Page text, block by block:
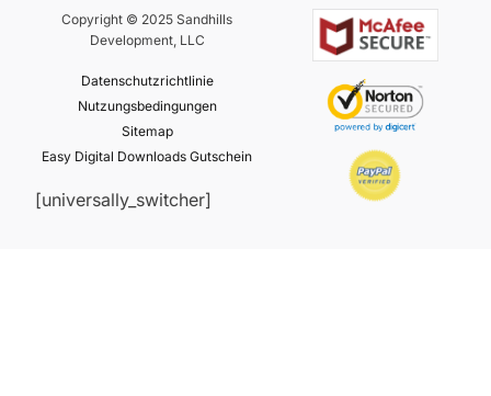
Copyright © 2025 Sandhills
Development, LLC
Datenschutzrichtlinie
Nutzungsbedingungen
Sitemap
Easy Digital Downloads Gutschein
[universally_switcher]